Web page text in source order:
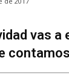
vas